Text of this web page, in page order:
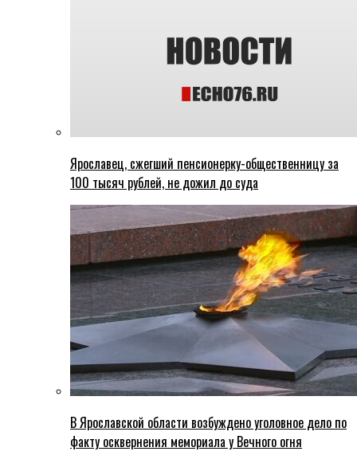
Ярославец, сжегший пенсионерку-общественницу за
100 тысяч рублей, не дожил до суда
В Ярославской области возбуждено уголовное дело по
факту осквернения мемориала у Вечного огня